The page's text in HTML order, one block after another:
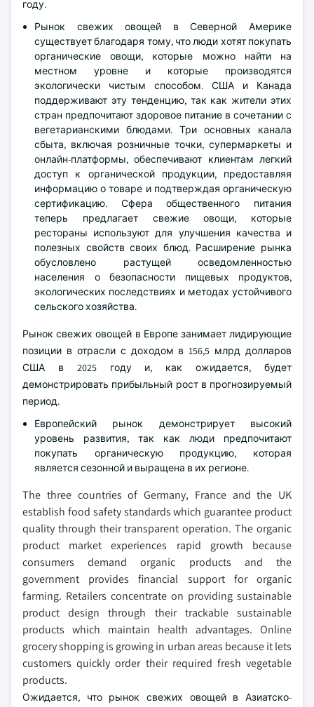
году.
Рынок свежих овощей в Северной Америке
существует благодаря тому, что люди хотят покупать
органические овощи, которые можно найти на
местном уровне и которые производятся
экологически чистым способом. США и Канада
поддерживают эту тенденцию, так как жители этих
стран предпочитают здоровое питание в сочетании с
вегетарианскими блюдами. Три основных канала
сбыта, включая розничные точки, супермаркеты и
онлайн-платформы, обеспечивают клиентам легкий
доступ к органической продукции, предоставляя
информацию о товаре и подтверждая органическую
сертификацию. Сфера общественного питания
теперь предлагает свежие овощи, которые
рестораны используют для улучшения качества и
полезных свойств своих блюд. Расширение рынка
обусловлено растущей осведомленностью
населения о безопасности пищевых продуктов,
экологических последствиях и методах устойчивого
сельского хозяйства.
Рынок свежих овощей в Европе занимает лидирующие
позиции в отрасли с доходом в 156,5 млрд долларов
США в 2025 году и, как ожидается, будет
демонстрировать прибыльный рост в прогнозируемый
период.
Европейский рынок демонстрирует высокий
уровень развития, так как люди предпочитают
покупать органическую продукцию, которая
является сезонной и выращена в их регионе.
The three countries of Germany, France and the UK
establish food safety standards which guarantee product
quality through their transparent operation. The organic
product market experiences rapid growth because
consumers demand organic products and the
government provides financial support for organic
farming. Retailers concentrate on providing sustainable
product design through their trackable sustainable
products which maintain health advantages. Online
grocery shopping is growing in urban areas because it lets
customers quickly order their required fresh vegetable
products.
Ожидается, что рынок свежих овощей в Азиатско-